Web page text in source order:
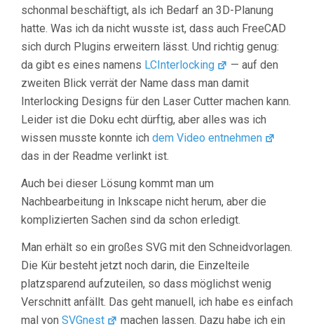
schonmal beschäftigt, als ich Bedarf an 3D-Planung
hatte. Was ich da nicht wusste ist, dass auch FreeCAD
sich durch Plugins erweitern lässt. Und richtig genug:
da gibt es eines namens LCInterlocking
— auf den
zweiten Blick verrät der Name dass man damit
Interlocking Designs für den Laser Cutter machen kann.
Leider ist die Doku echt dürftig, aber alles was ich
wissen musste konnte ich dem Video entnehmen
das in der Readme verlinkt ist.
Auch bei dieser Lösung kommt man um
Nachbearbeitung in Inkscape nicht herum, aber die
komplizierten Sachen sind da schon erledigt.
Man erhält so ein großes SVG mit den Schneidvorlagen.
Die Kür besteht jetzt noch darin, die Einzelteile
platzsparend aufzuteilen, so dass möglichst wenig
Verschnitt anfällt. Das geht manuell, ich habe es einfach
mal von SVGnest
machen lassen. Dazu habe ich ein